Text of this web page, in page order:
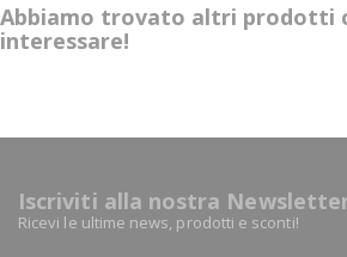
Abbiamo trovato altri prodotti
interessare!
Iscriviti alla nostra
Ricevi le ultime news, prodotti e sconti!